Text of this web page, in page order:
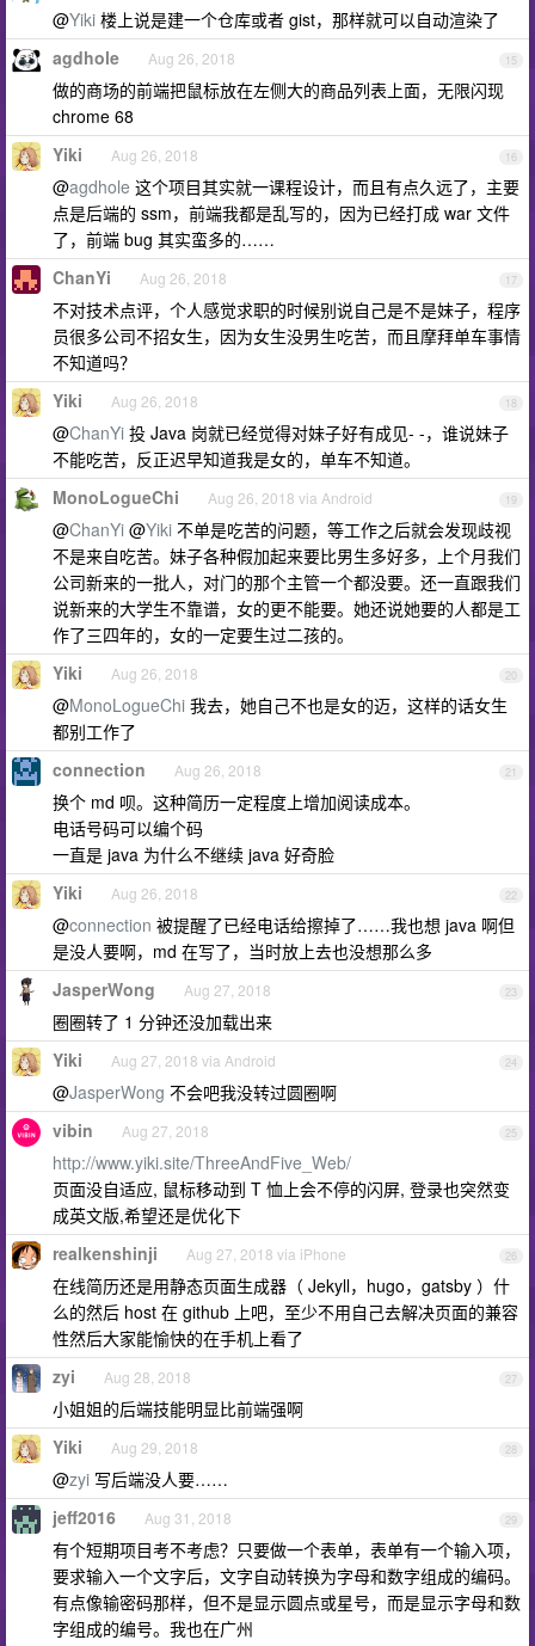
@Yiki 楼上说是建一个仓库或者 gist，那样就可以自动渲染了
15
agdhole Aug 26, 2018
做的商场的前端把鼠标放在左侧大的商品列表上面，无限闪现
chrome 68
16
Yiki Aug 26, 2018
@agdhole 这个项目其实就一课程设计，而且有点久远了，主要
点是后端的 ssm，前端我都是乱写的，因为已经打成 war 文件
了，前端 bug 其实蛮多的……
17
ChanYi Aug 26, 2018
不对技术点评，个人感觉求职的时候别说自己是不是妹子，程序
员很多公司不招女生，因为女生没男生吃苦，而且摩拜单车事情
不知道吗？
18
Yiki Aug 26, 2018
@ChanYi 投 Java 岗就已经觉得对妹子好有成见- -，谁说妹子
不能吃苦，反正迟早知道我是女的，单车不知道。
19
MonoLogueChi Aug 26, 2018 via Android
@ChanYi @Yiki 不单是吃苦的问题，等工作之后就会发现歧视
不是来自吃苦。妹子各种假加起来要比男生多好多，上个月我们
公司新来的一批人，对门的那个主管一个都没要。还一直跟我们
说新来的大学生不靠谱，女的更不能要。她还说她要的人都是工
作了三四年的，女的一定要生过二孩的。
20
Yiki Aug 26, 2018
@MonoLogueChi 我去，她自己不也是女的迈，这样的话女生
都别工作了
21
connection Aug 26, 2018
换个 md 呗。这种简历一定程度上增加阅读成本。
电话号码可以编个码
一直是 java 为什么不继续 java 好奇脸
22
Yiki Aug 26, 2018
@connection 被提醒了已经电话给擦掉了……我也想 java 啊但
是没人要啊，md 在写了，当时放上去也没想那么多
23
JasperWong Aug 27, 2018
圈圈转了 1 分钟还没加载出来
24
Yiki Aug 27, 2018 via Android
@JasperWong 不会吧我没转过圆圈啊
25
vibin Aug 27, 2018
http://www.yiki.site/ThreeAndFive_Web/
页面没自适应, 鼠标移动到 T 恤上会不停的闪屏, 登录也突然变
成英文版,希望还是优化下
26
realkenshinji Aug 27, 2018 via iPhone
在线简历还是用静态页面生成器（ Jekyll，hugo，gatsby ）什
么的然后 host 在 github 上吧，至少不用自己去解决页面的兼容
性然后大家能愉快的在手机上看了
27
zyi Aug 28, 2018
小姐姐的后端技能明显比前端强啊
28
Yiki Aug 29, 2018
@zyi 写后端没人要……
29
jeff2016 Aug 31, 2018
有个短期项目考不考虑？只要做一个表单，表单有一个输入项，
要求输入一个文字后，文字自动转换为字母和数字组成的编码。
有点像输密码那样，但不是显示圆点或星号，而是显示字母和数
字组成的编号。我也在广州